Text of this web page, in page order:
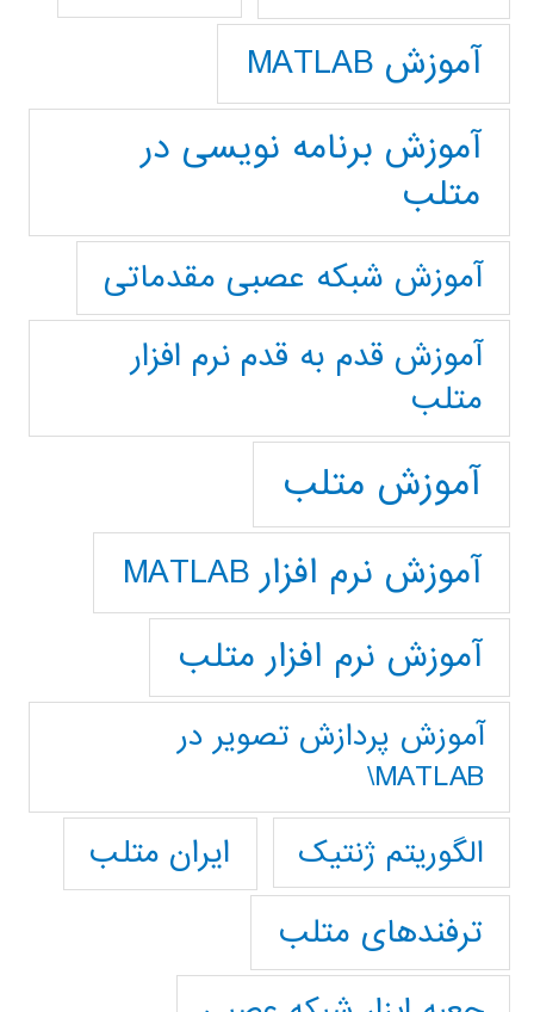
آموزش MATLAB
آموزش برنامه نویسی در
متلب
آموزش شبکه عصبی مقدماتی
آموزش قدم به قدم نرم افزار
متلب
آموزش متلب
آموزش نرم افزار MATLAB
آموزش نرم افزار متلب
آموزش پردازش تصوير در
MATLAB\
الگوریتم ژنتیک
ایران متلب
ترفندهای متلب